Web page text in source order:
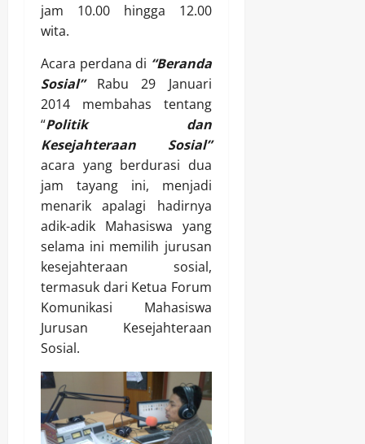
jam 10.00 hingga 12.00
wita.
Acara perdana di “Beranda
Sosial”Rabu 29 Januari
2014 membahas tentang
“Politik dan
Kesejahteraan Sosial”
acara yang berdurasi dua
jam tayang ini, menjadi
menarik apalagi hadirnya
adik-adik Mahasiswa yang
selama ini memilih jurusan
kesejahteraan sosial,
termasuk dari Ketua Forum
Komunikasi Mahasiswa
Jurusan Kesejahteraan
Sosial.